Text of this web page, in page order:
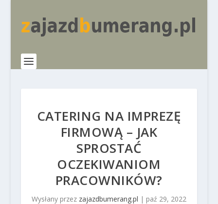
CATERING NA IMPREZĘ
FIRMOWĄ – JAK
SPROSTAĆ
OCZEKIWANIOM
PRACOWNIKÓW?
Wysłany przez zajazdbumerang.pl | paź 29, 2022